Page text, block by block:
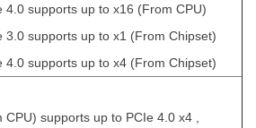
4.0 supports up to x16 (From CPU)
3.0 supports up to x1 (From Chipset)
4.0 supports up to x4 (From Chipset)
CPU) supports up to PCIe 4.0 x4 ,